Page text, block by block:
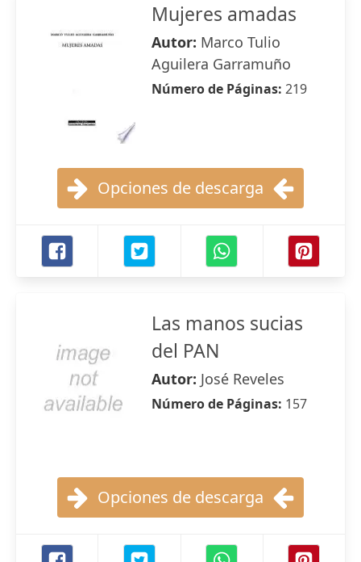
Mujeres amadas
Autor: Marco Tulio
Aguilera Garramuño
Número de Páginas: 219
Opciones de descarga
Las manos sucias
del PAN
Autor: José Reveles
Número de Páginas: 157
Opciones de descarga